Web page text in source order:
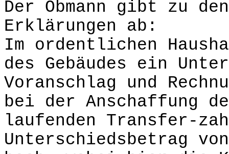
Der Obmann gibt zu
Erklärungen ab:
Im ordentlichen
des Gebäudes ein
Voranschlag und
bei der Anschaffung
laufenden Transfer-
Unterschiedsbetrag